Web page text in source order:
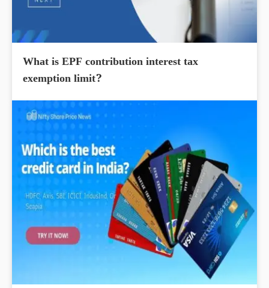
What is EPF contribution interest tax
exemption limit?